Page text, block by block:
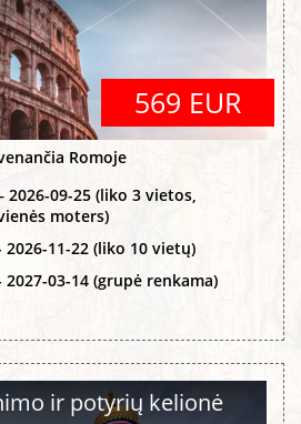
569 EUR
Romoje
2026-09-25 (liko 3 vietos,
moters)
2026-11-22 (liko 10 vietų)
2027-03-14 (grupė renkama)
ir potyrių kelionė